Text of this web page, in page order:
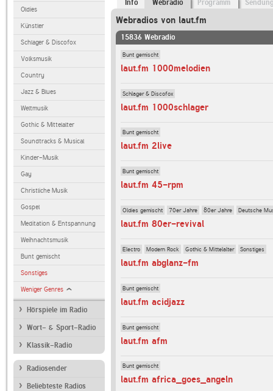
Oldies
Künstler
Schlager & Discofox
Volksmusik
Country
Jazz & Blues
Weltmusik
Gothic & Mittelalter
Soundtracks & Musical
Kinder-Musik
Gay
Christliche Musik
Gospel
Meditation & Entspannung
Weihnachtsmusik
Bunt gemischt
Sonstiges
Weniger Genres
Hörspiele im Radio
Wort- & Sport-Radio
Klassik-Radio
Radiosender
Beliebteste Radios
Info Webradio Programm
Webradios von laut.fm
15836 Webradio
Bunt gemischt
laut.fm 1000melodien
Schlager & Discofox
laut.fm 1000schlager
Bunt gemischt
laut.fm 2live
Bunt gemischt
laut.fm 45-rpm
Oldies gemischt 70er Jahre 80er Jahre Deutsche
laut.fm 80er-revival
Electro Modern Rock Gothic & Mittelalter Sonstiges
laut.fm abglanz-fm
Bunt gemischt
laut.fm acidjazz
Bunt gemischt
laut.fm afm
Bunt gemischt
laut.fm africa_goes_angeln